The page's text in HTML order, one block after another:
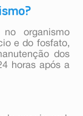
organismo
e do fosfato,
dos
horas após a